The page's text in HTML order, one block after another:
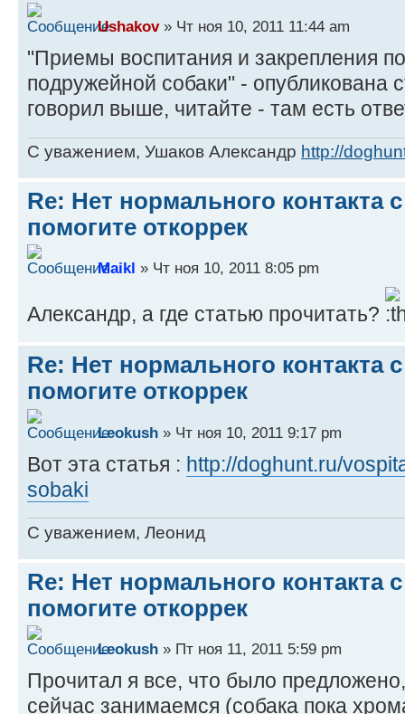
Ushakov» Чт ноя 10, 2011 11:44 am
"Приемы воспитания и закрепления
подружейной собаки" - опубликована
говорил выше, читайте - там есть
С уважением, Ушаков Александр http://
Re: Нет нормального контакта
помогите откоррек
Maikl » Чт ноя 10, 2011 8:05 pm
Александр, а где статью прочитать?
Re: Нет нормального контакта
помогите откоррек
Leokush » Чт ноя 10, 2011 9:17 pm
Вот эта статья : http://doghunt.ru/
sobaki
C уважением, Леонид
Re: Нет нормального контакта
помогите откоррек
Leokush » Пт ноя 11, 2011 5:59 pm
Прочитал я все, что было
сейчас занимаемся (собака пока